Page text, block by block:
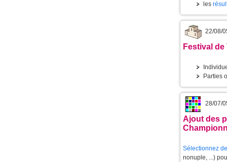
les
22/08/
Festival de
Parties
28/07/
Ajout des
Sélectionnez
nonuple, ...)